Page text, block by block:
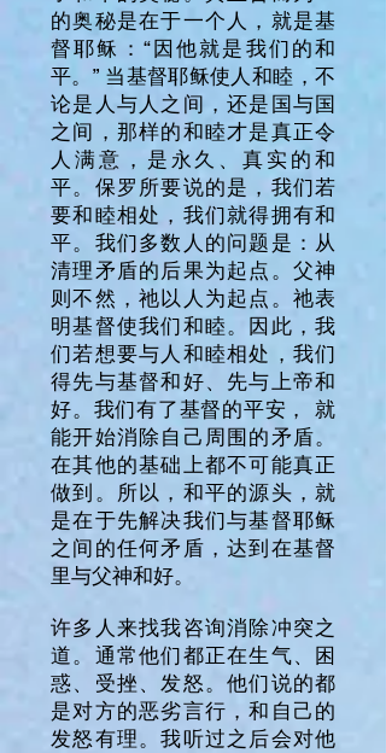
的奥秘是在于一个人，就是基
督耶稣：“因他就是我们的和
平。” 当基督耶稣使人和睦，不
论是人与人之间，还是国与国
之间，那样的和睦才是真正令
人满意，是永久、真实的和
平。保罗所要说的是，我们若
要和睦相处，我们就得拥有和
平。我们多数人的问题是：从
清理矛盾的后果为起点。父神
则不然，祂以人为起点。祂表
明基督使我们和睦。因此，我
们若想要与人和睦相处，我们
得先与基督和好、先与上帝和
好。我们有了基督的平安， 就
能开始消除自己周围的矛盾。
在其他的基础上都不可能真正
做到。所以，和平的源头，就
是在于先解决我们与基督耶稣
之间的任何矛盾，达到在基督
里与父神和好。
许多人来找我咨询消除冲突之
道。通常他们都正在生气、困
惑、受挫、发怒。他们说的都
是对方的恶劣言行，和自己的
发怒有理。我听过之后会对他